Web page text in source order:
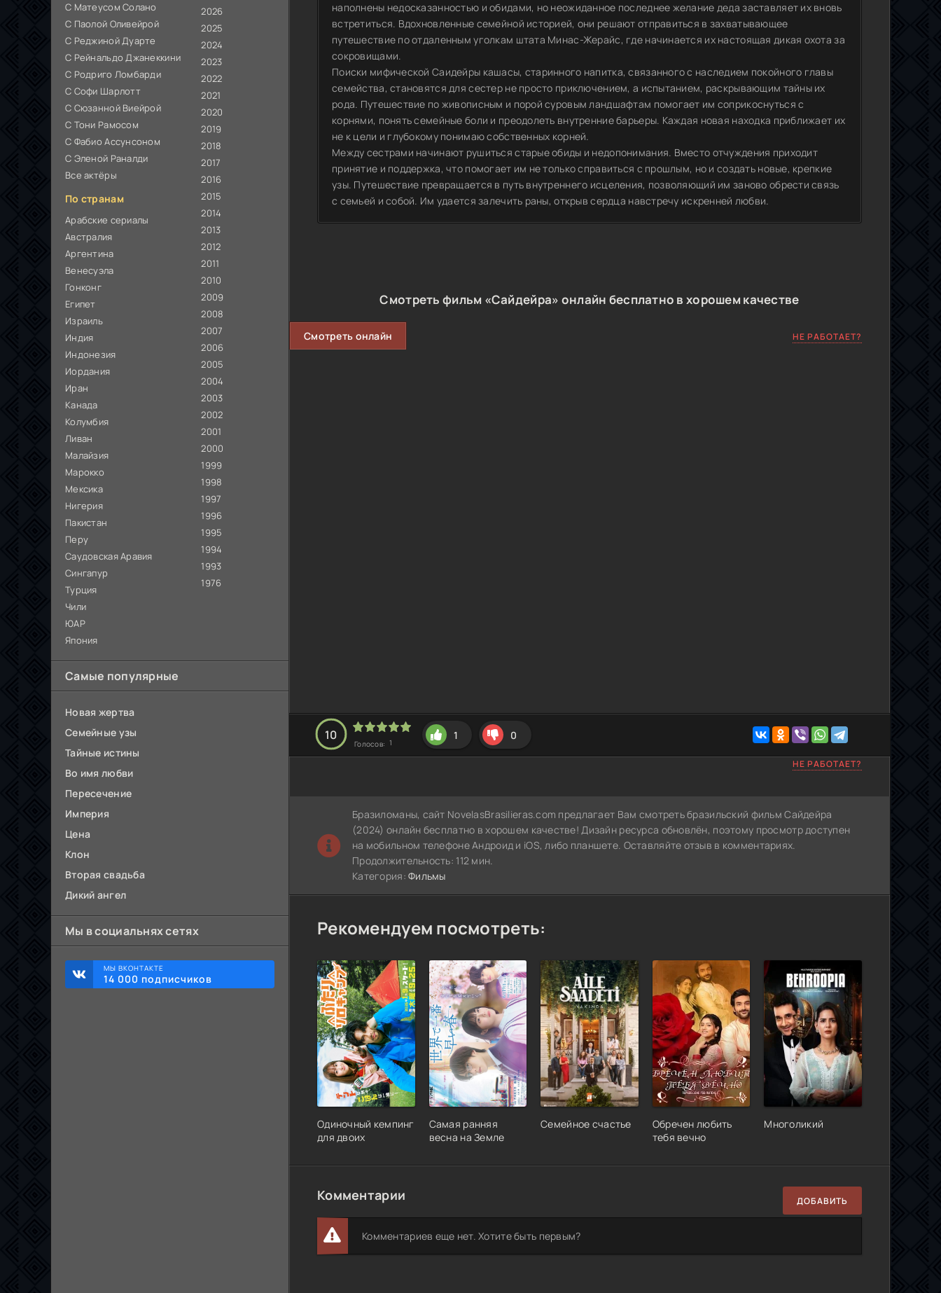
С Матеусом Солано
С Паолой Оливейрой
С Реджиной Дуарте
С Рейнальдо Джанеккини
С Родриго Ломбарди
С Софи Шарлотт
С Сюзанной Виейрой
С Тони Рамосом
С Фабио Ассунсоном
С Эленой Раналди
Все актёры
По странам
Арабские сериалы
Австралия
Аргентина
Венесуэла
Гонконг
Египет
Израиль
Индия
Индонезия
Иордания
Иран
Канада
Колумбия
Ливан
Малайзия
Марокко
Мексика
Нигерия
Пакистан
Перу
Саудовская Аравия
Сингапур
Турция
Чили
ЮАР
Япония
2026
2025
2024
2023
2022
2021
2020
2019
2018
2017
2016
2015
2014
2013
2012
2011
2010
2009
2008
2007
2006
2005
2004
2003
2002
2001
2000
1999
1998
1997
1996
1995
1994
1993
1976
Самые популярные
Новая жертва
Семейные узы
Тайные истины
Во имя любви
Пересечение
Империя
Цена
Клон
Вторая свадьба
Дикий ангел
Мы в социальнях сетях
МЫ ВКОНТАКТЕ
14 000 подписчиков
наполнены недосказанностью и обидами, но неожиданное последнее желание деда заставляет их вновь
встретиться. Вдохновленные семейной историей, они решают отправиться в захватывающее
путешествие по отдаленным уголкам штата Минас-Жерайс, где начинается их настоящая дикая охота за
сокровищами.
Поиски мифической Саидейры кашасы, старинного напитка, связанного с наследием покойного главы
семейства, становятся для сестер не просто приключением, а испытанием, раскрывающим тайны их
рода. Путешествие по живописным и порой суровым ландшафтам помогает им соприкоснуться с
корнями, понять семейные боли и преодолеть внутренние барьеры. Каждая новая находка приближает их
не к цели и глубокому понимаю собственных корней.
Между сестрами начинают рушиться старые обиды и недопонимания. Вместо отчуждения приходит
принятие и поддержка, что помогает им не только справиться с прошлым, но и создать новые, крепкие
узы. Путешествие превращается в путь внутреннего исцеления, позволяющий им заново обрести связь
с семьей и собой. Им удается залечить раны, открыв сердца навстречу искренней любви.
Смотреть фильм «Сайдейра» онлайн бесплатно в хорошем качестве
Смотреть онлайн НЕ РАБОТАЕТ?
10
Голосов: 1
1 0
НЕ РАБОТАЕТ?
Бразиломаны, сайт NovelasBrasilieras.com предлагает Вам смотреть бразильский фильм Сайдейра
(2024) онлайн бесплатно в хорошем качестве! Дизайн ресурса обновлён, поэтому просмотр доступен
на мобильном телефоне Андроид и iOS, либо планшете. Оставляйте отзыв в комментариях.
Продолжительность: 112 мин.
Категория:Фильмы
Рекомендуем посмотреть:
Одиночный кемпинг
для двоих
Самая ранняя
весна на Земле
Семейное счастье
Обречен любить
тебя вечно
Многоликий
Комментарии ДОБАВИТЬ
Комментариев еще нет. Хотите быть первым?